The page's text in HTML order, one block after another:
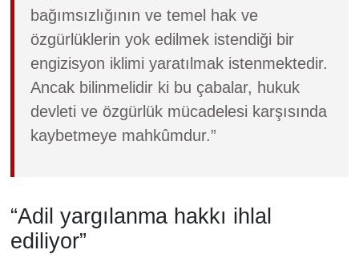
bağımsızlığının ve temel hak ve
özgürlüklerin yok edilmek istendiği bir
engizisyon iklimi yaratılmak istenmektedir.
Ancak bilinmelidir ki bu çabalar, hukuk
devleti ve özgürlük mücadelesi karşısında
kaybetmeye mahkûmdur.”
“Adil yargılanma hakkı ihlal
ediliyor”